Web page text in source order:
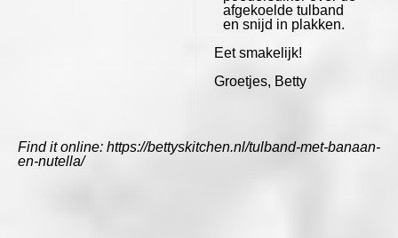
afgekoelde tulband
en snijd in plakken.
Eet smakelijk!
Groetjes, Betty
Find it online: https://bettyskitchen.nl/tulband-met-banaan-
en-nutella/